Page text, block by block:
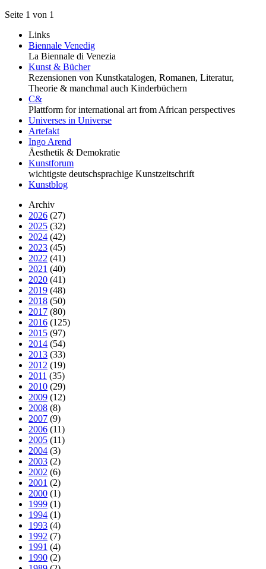
Seite 1 von 1
Links
Biennale Venedig
La Biennale di Venezia
Kunst & Bücher
Rezensionen von Kunstkatalogen, Romanen, Literatur,
Theorie & manchmal auch Kinderbüchern
C&
Plattform for international art from African perspectives
Universes in Universe
Artefakt
Ingo Arend
Äesthetik & Demokratie
Kunstforum
wichtigste deutschsprachige Kunstzeitschrift
Kunstblog
Archiv
2026 (27)
2025 (32)
2024 (42)
2023 (45)
2022 (41)
2021 (40)
2020 (41)
2019 (48)
2018 (50)
2017 (80)
2016 (125)
2015 (97)
2014 (54)
2013 (33)
2012 (19)
2011 (35)
2010 (29)
2009 (12)
2008 (8)
2007 (9)
2006 (11)
2005 (11)
2004 (3)
2003 (2)
2002 (6)
2001 (2)
2000 (1)
1999 (1)
1994 (1)
1993 (4)
1992 (7)
1991 (4)
1990 (2)